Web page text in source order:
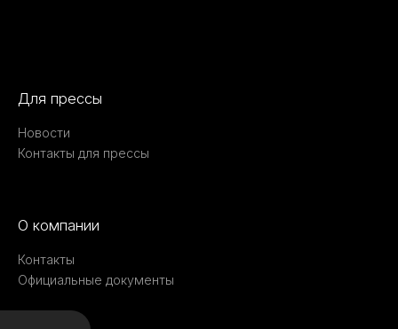
Для прессы
Новости
Контакты для прессы
О компании
Контакты
Официальные документы